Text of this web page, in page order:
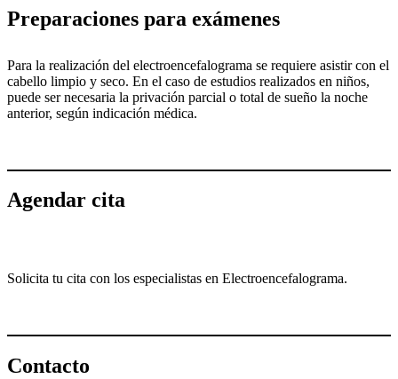
Preparaciones para exámenes
Para la realización del electroencefalograma se requiere asistir con el
cabello limpio y seco. En el caso de estudios realizados en niños,
puede ser necesaria la privación parcial o total de sueño la noche
anterior, según indicación médica.
Agendar cita
Solicita tu cita con los especialistas en Electroencefalograma.
Contacto